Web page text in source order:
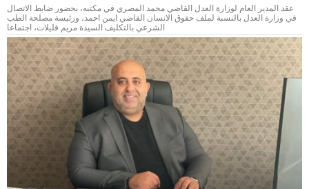
عقد المدير العام لوزارة العدل القاضي محمد المصري في مكتبه، بحضور ضابط الاتصال
في وزارة العدل بالنسبة لملف حقوق الانسان القاضي ايمن احمد، ورئيسة مصلحة الطب
الشرعي بالتكليف السيدة مريم قليلات، اجتماعا